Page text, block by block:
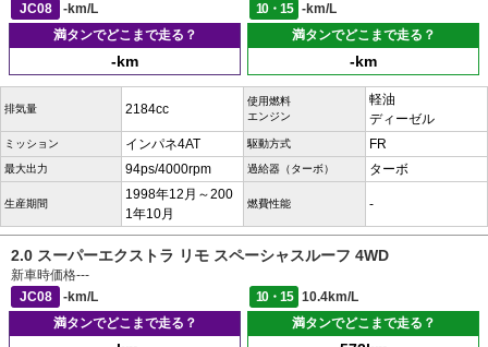
JC08
-km/L 10・15
-km/L
満タンでどこまで走る？
-km
満タンでどこまで走る？
-km
排気量 2184cc
使用燃料
エンジン
軽油
ディーゼル
ミッション インパネ4AT 駆動方式 FR
最大出力 94ps/4000rpm 過給器（ターボ） ターボ
生産期間
1998年12月～200
1年10月
燃費性能 -
2.0 スーパーエクストラ リモ スペーシャスルーフ 4WD
新車時価格---
JC08
-km/L 10・15
10.4km/L
満タンでどこまで走る？
満タンでどこまで走る？